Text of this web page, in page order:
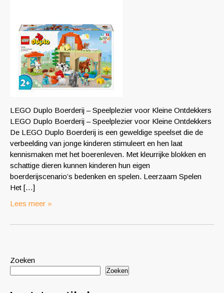
LEGO Duplo Boerderij – Speelplezier voor Kleine Ontdekkers
LEGO Duplo Boerderij – Speelplezier voor Kleine Ontdekkers
De LEGO Duplo Boerderij is een geweldige speelset die de
verbeelding van jonge kinderen stimuleert en hen laat
kennismaken met het boerenleven. Met kleurrijke blokken en
schattige dieren kunnen kinderen hun eigen
boerderijscenario’s bedenken en spelen. Leerzaam Spelen
Het […]
Lees meer »
Zoeken
Zoeken